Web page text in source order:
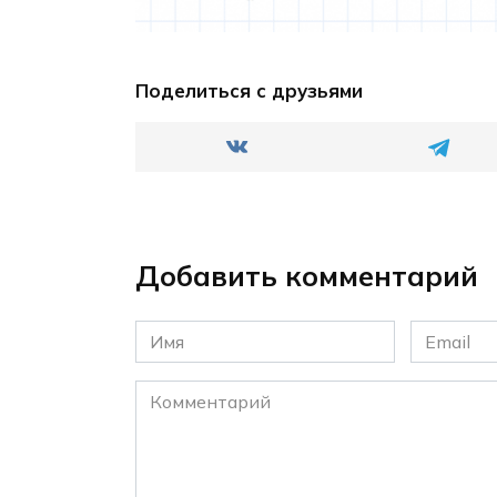
Поделиться с друзьями
Добавить комментарий
Имя
*
Email
*
Комментарий